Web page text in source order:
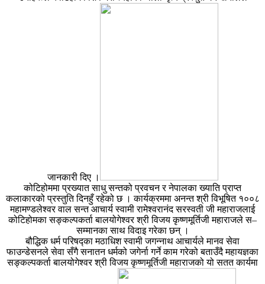
जानकारी दिए ।
कोटिहोममा प्रख्यात साधु सन्तको प्रवचन र नेपालका ख्याति प्राप्त
कलाकारको प्रस्तुति दिनहुँ रहेको छ । कार्यक्रममा अनन्त श्री विभूषित १००८
महामण्डलेश्वर वाल सन्त आचार्य स्वामी रामेश्वरानंद सरस्वती जी महाराजलाई
कोटिहोमका सङ्कल्पकर्ता बालयोगेश्वर श्री विजय कृष्णमूर्तिजी महाराजले स–
सम्मानका साथ विदाइ गरेका छन् ।
बौद्धिक धर्म परिषद्का मठाधिश स्वामी जगन्नाथ आचार्यले मानव सेवा
फाउन्डेसनले सेवा सँगै सनातन धर्मको जगेर्ना गर्ने काम गरेको बताउँदै महायज्ञका
सङ्कल्पकर्ता बालयोगेश्वर श्री विजय कृष्णमूर्तिजी महाराजको यो सतत कार्यमा